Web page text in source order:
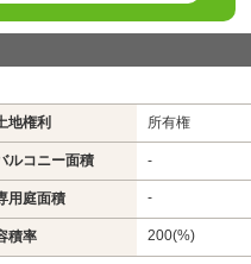
地権利 所有権
ルコニー面積 -
用庭面積 -
積率 200(%)